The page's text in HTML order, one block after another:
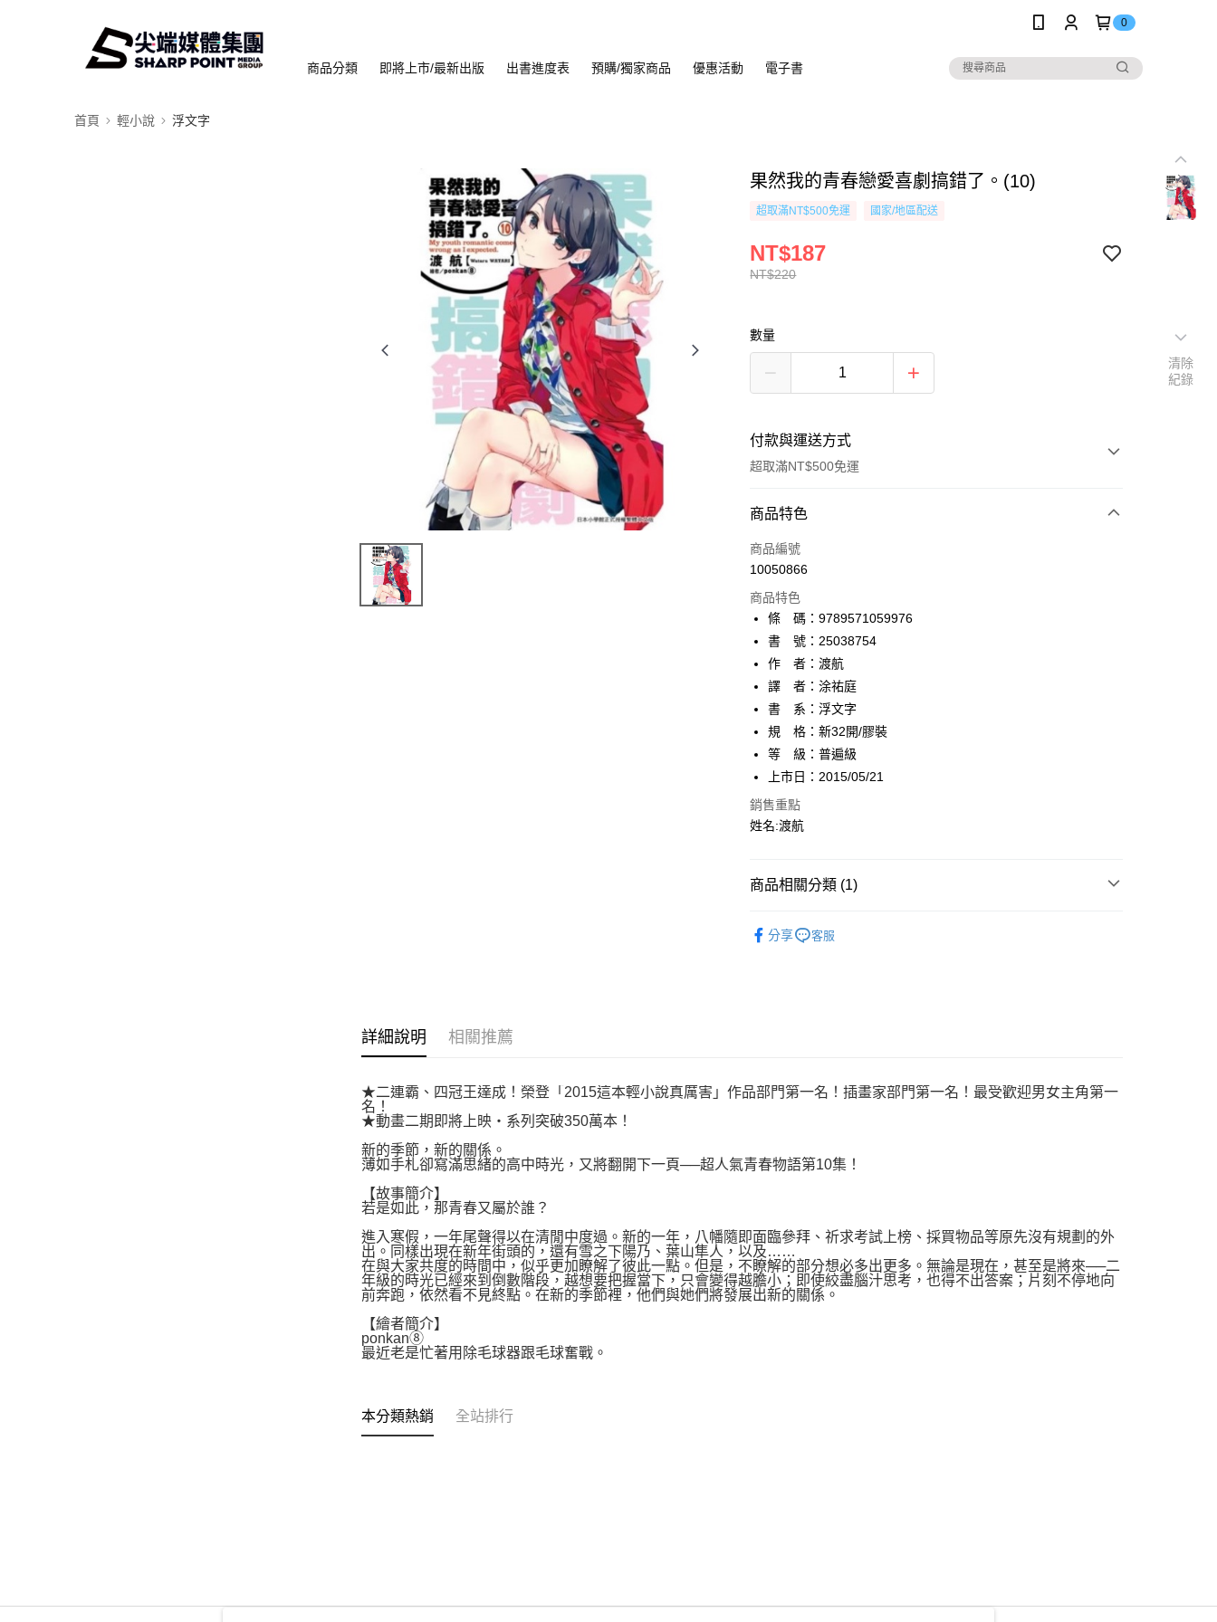
0
商品分類 即將上市/最新出版 出書進度表 預購/獨家商品 優惠活動 電子書
首頁 輕小說 浮文字
果然我的青春戀愛喜劇搞錯了。(10)
超取滿NT$500免運 國家/地區配送
NT$220
NT$187
數量
付款與運送方式
超取滿NT$500免運
付款方式
信用卡一次付款
AFTEE先享後付
相關說明
AFTEE先享後付是「在收到商品之後才付款」的支付方式。 讓您購物簡單
便利好安心！
１．簡單：不需註冊會員、不需綁卡、不需儲值。
２．便利：只要手機號碼，簡訊認證，即可結帳。
３．安心：先確認商品／服務後，再付款。
１．於結帳方式選擇「AFTEE先享後付」後，將跳轉至「AFTEE先享後
付」結帳頁面，進行簡訊認證並確認金額後，即可完成結帳。
２．訂單成立數日內，您將收到繳費通知簡訊。
３．收到繳費通知簡訊後14天內，點擊此簡訊中的連結，可透過四大超商
絡購買商品的店家。未經商家同意取消之訂單仍視為有效，需透過AFTEE
先享後付繳納相關費用。
是否繳費成功／繳費後需取消欲退款等相關疑問，請聯繫「AFTEE先享後
付客戶支援中心」
「AFTEE先享後付」，若未經同意申辦者引起之損失，本公司不負相關責
結果請求用戶進行身份認證。
５．嚴禁一人註冊多個帳號或使用他人資訊註冊。若發現惡意使用之情
ATM付款
運送方式
全家取貨付款
每筆NT$80，滿NT$500(含以上)免運費
付款後全家取貨
付款後萊爾富取貨
國家/地區配送
商品特色
商品編號
10050866
商品特色
條 碼：9789571059976
書 號：25038754
作 者：渡航
譯 者：涂祐庭
書 系：浮文字
規 格：新32開/膠裝
等 級：普遍級
上市日：2015/05/21
銷售重點
姓名:渡航
商品相關分類 (1)
分享
客服
詳細說明 相關推薦
★二連霸、四冠王達成！榮登「2015這本輕小說真厲害」作品部門第一名！插畫家部門第一名！最受歡迎男女主角第一
名！
★動畫二期即將上映‧系列突破350萬本！
新的季節，新的關係。
薄如手札卻寫滿思緒的高中時光，又將翻開下一頁──超人氣青春物語第10集！
【故事簡介】
若是如此，那青春又屬於誰？
進入寒假，一年尾聲得以在清閒中度過。新的一年，八幡隨即面臨參拜、祈求考試上榜、採買物品等原先沒有規劃的外
出。同樣出現在新年街頭的，還有雪之下陽乃、葉山隼人，以及……
在與大家共度的時間中，似乎更加瞭解了彼此一點。但是，不瞭解的部分想必多出更多。無論是現在，甚至是將來──二
年級的時光已經來到倒數階段，越想要把握當下，只會變得越膽小；即使絞盡腦汁思考，也得不出答案；片刻不停地向
前奔跑，依然看不見終點。在新的季節裡，他們與她們將發展出新的關係。
【繪者簡介】
ponkan⑧
最近老是忙著用除毛球器跟毛球奮戰。
本分類熱銷 全站排行
清除
紀錄